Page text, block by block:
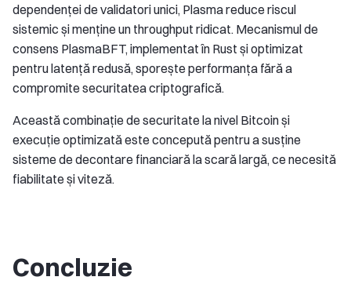
dependenței de validatori unici, Plasma reduce riscul
sistemic și menține un throughput ridicat. Mecanismul de
consens PlasmaBFT, implementat în Rust și optimizat
pentru latență redusă, sporește performanța fără a
compromite securitatea criptografică.
Această combinație de securitate la nivel Bitcoin și
execuție optimizată este concepută pentru a susține
sisteme de decontare financiară la scară largă, ce necesită
fiabilitate și viteză.
Concluzie